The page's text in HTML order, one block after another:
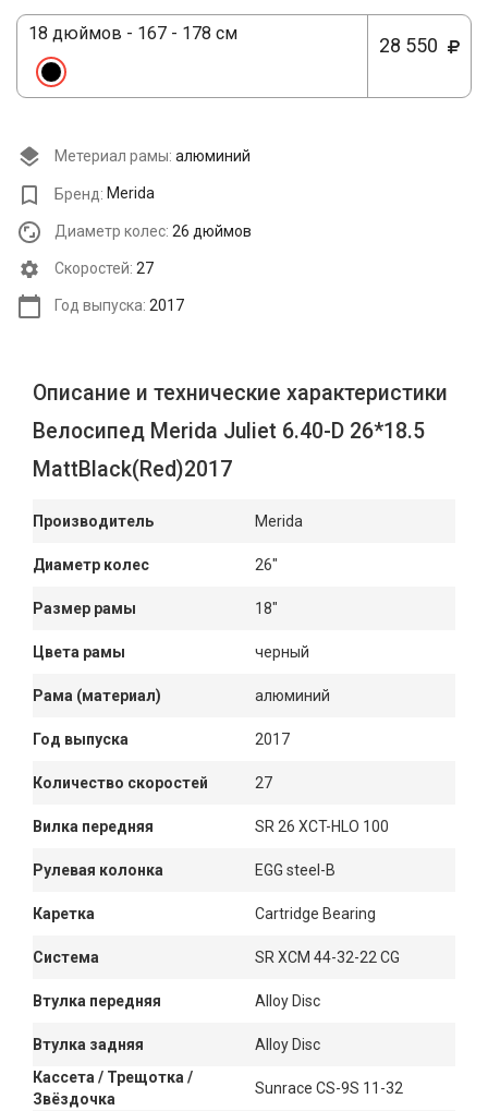
18 дюймов - 167 - 178 см
28 550
Метериал рамы: алюминий
Бренд: Merida
Диаметр колес: 26 дюймов
Cкоростей: 27
Год выпуска: 2017
Описание и технические характеристики
Велосипед Merida Juliet 6.40-D 26*18.5
MattBlack(Red)2017
Производитель Merida
Диаметр колес 26"
Размер рамы 18"
Цвета рамы черный
Рама (материал) алюминий
Год выпуска 2017
Количество скоростей 27
Вилка передняя SR 26 XCT-HLO 100
Рулевая колонка EGG steel-B
Каретка Cartridge Bearing
Система SR XCM 44-32-22 CG
Втулка передняя Alloy Disc
Втулка задняя
Alloy Disc
Кассета / Трещотка /
Звёздочка
Sunrace CS-9S 11-32